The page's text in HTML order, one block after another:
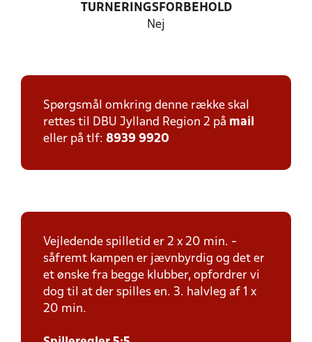
TURNERINGSFORBEHOLD
Nej
Spørgsmål omkring denne række skal
rettes til DBU Jylland Region 2 på mail
eller på tlf: 8939 9920
Vejledende spilletid er 2 x 20 min. -
såfremt kampen er jævnbyrdig og det er
et ønske fra begge klubber, opfordrer vi
dog til at der spilles en. 3. halvleg af 1 x
20 min.